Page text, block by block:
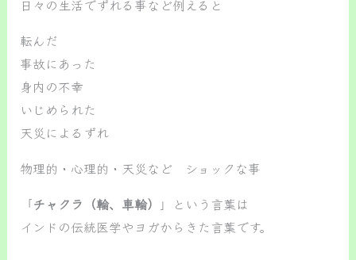
日々の生活でずれる事など例えると
転んだ
事故にあった
身内の不幸
いじめられた
天災によるずれ
物理的・心理的・天災など ショックな事
「チャクラ（輪、車輪） 」という言葉は
インドの伝統医学やヨガからきた言葉です。